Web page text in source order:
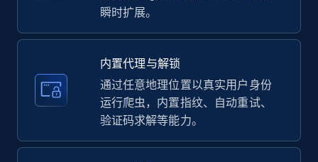
upc numbers
Title, Seller name, Brand, Description, Initial
35.3K+ 5.7K+ 注册使用
瞬时扩展。
内置代理与解锁
通过任意地理位置以真实用户身份
运行爬虫，内置指纹、自动重试、
验证码求解等能力。